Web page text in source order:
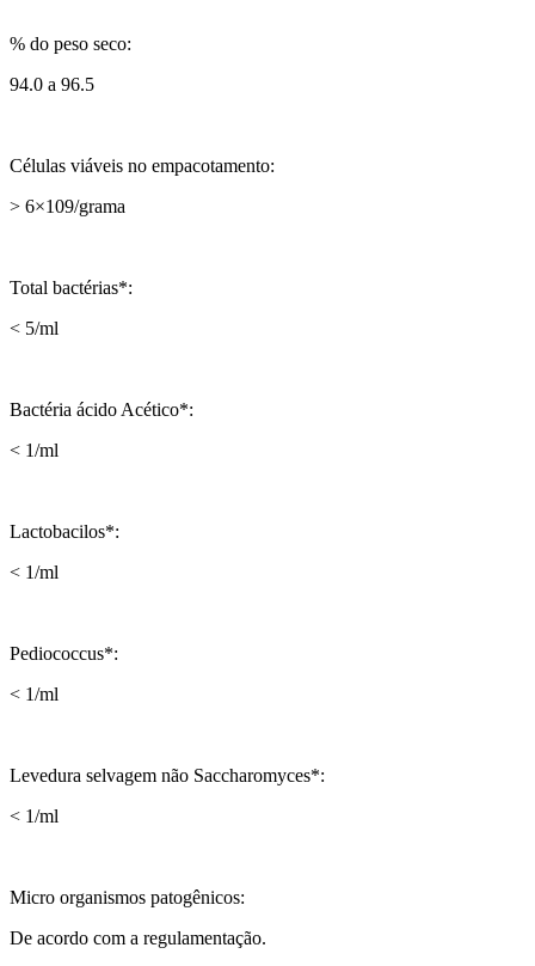
% do peso seco:
94.0 a 96.5
Células viáveis no empacotamento:
> 6×109/grama
Total bactérias*:
< 5/ml
Bactéria ácido Acético*:
< 1/ml
Lactobacilos*:
< 1/ml
Pediococcus*:
< 1/ml
Levedura selvagem não Saccharomyces*:
< 1/ml
Micro organismos patogênicos:
De acordo com a regulamentação.